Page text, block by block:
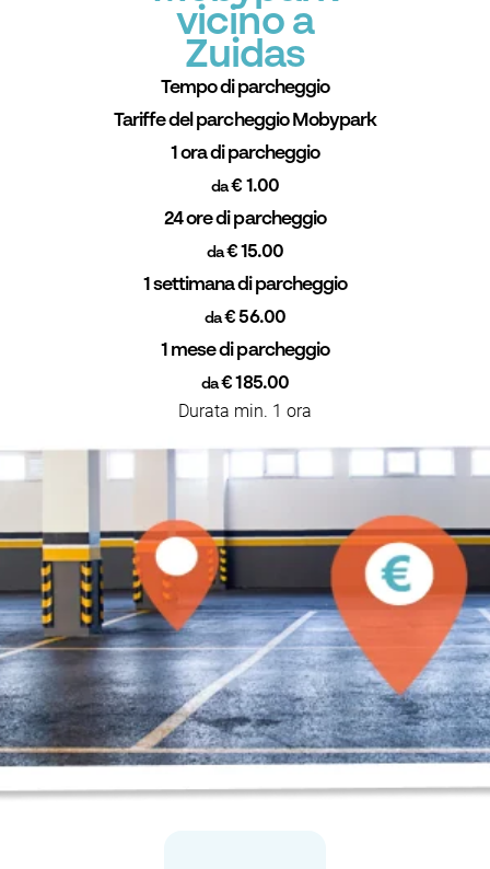
vicino a
Zuidas
Tempo di parcheggio
Tariffe del parcheggio Mobypark
1 ora di parcheggio
da€ 1.00
24 ore di parcheggio
da€ 15.00
1 settimana di parcheggio
da€ 56.00
1 mese di parcheggio
da€ 185.00
Durata min. 1 ora